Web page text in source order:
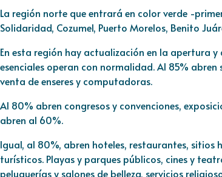
La región norte que entrará en color verde -
Solidaridad, Cozumel, Puerto Morelos, Benito
En esta región hay actualización en la apertura
esenciales operan con normalidad. Al 85%
venta de enseres y computadoras.
Al 80% abren congresos y convenciones,
abren al 60%.
Igual, al 80%, abren hoteles, restaurantes,
turísticos. Playas y parques públicos, cines y
peluquerías y salones de belleza, servicios